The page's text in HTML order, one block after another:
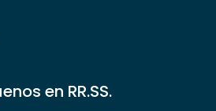
en RR.SS.